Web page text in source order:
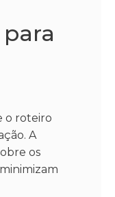
o roteiro
A
os